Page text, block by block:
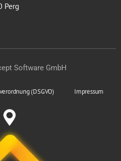
Perg
Software GmbH
(DSGVO) Impressum